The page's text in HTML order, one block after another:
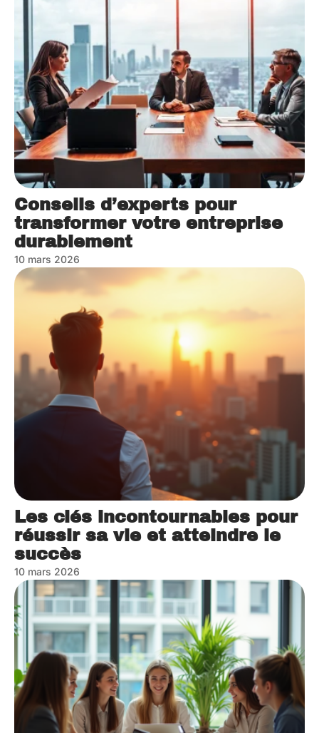
Conseils d’experts pour
transformer votre entreprise
durablement
10 mars 2026
Les clés incontournables pour
réussir sa vie et atteindre le
succès
10 mars 2026